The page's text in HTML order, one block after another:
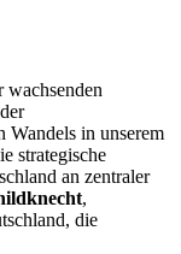
wachsenden
Wandels in unserem
strategische
an zentraler
,
die